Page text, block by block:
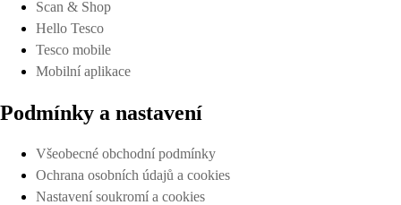
Scan & Shop
Hello Tesco
Tesco mobile
Mobilní aplikace
Podmínky a nastavení
Všeobecné obchodní podmínky
Ochrana osobních údajů a cookies
Nastavení soukromí a cookies